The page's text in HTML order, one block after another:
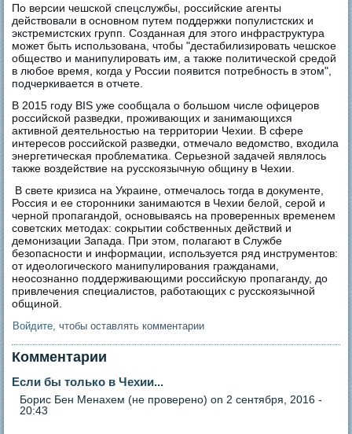
По версии чешской спецслужбы, российские агенты
действовали в основном путем поддержки популистских и
экстремистских групп. Созданная для этого инфраструктура
может быть использована, чтобы "дестабилизировать чешское
общество и манипулировать им, а также политической средой
в любое время, когда у России появится потребность в этом",
подчеркивается в отчете.
В 2015 году BIS уже сообщала о большом числе офицеров
российской разведки, проживающих и занимающихся
активной деятельностью на территории Чехии. В сфере
интересов российской разведки, отмечало ведомство, входила
энергетическая проблематика. Серьезной задачей являлось
также воздействие на русскоязычную общину в Чехии.
В свете кризиса на Украине, отмечалось тогда в документе,
Россия и ее сторонники занимаются в Чехии белой, серой и
черной пропагандой, основываясь на проверенных временем
советских методах: сокрытии собственных действий и
демонизации Запада. При этом, полагают в Службе
безопасности и информации, используется ряд инструментов:
от идеологического манипулирования гражданами,
неосознанно поддерживающими российскую пропаганду, до
привлечения специалистов, работающих с русскоязычной
общиной.
Войдите , чтобы оставлять комментарии
Комментарии
Если бы только в Чехии...
Борис Бен Менахем (не проверено) on 2 сентября, 2016 -
20:43